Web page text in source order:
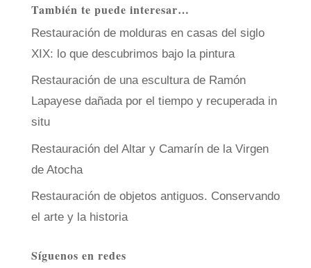
También te puede interesar…
Restauración de molduras en casas del siglo
XIX: lo que descubrimos bajo la pintura
Restauración de una escultura de Ramón
Lapayese dañada por el tiempo y recuperada in
situ
Restauración del Altar y Camarín de la Virgen
de Atocha
Restauración de objetos antiguos. Conservando
el arte y la historia
Síguenos en redes